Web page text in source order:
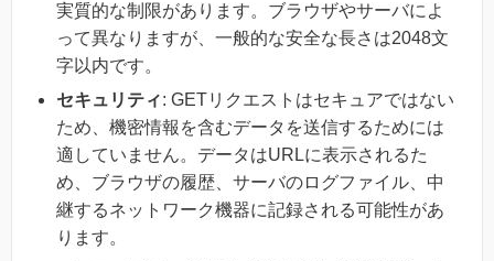
実質的な制限があります。ブラウザやサーバによ
って異なりますが、一般的な安全な長さは2048文
字以内です。
セキュリティ: GETリクエストはセキュアではない
ため、機密情報を含むデータを送信するためには
適していません。データはURLに表示されるた
め、ブラウザの履歴、サーバのログファイル、中
継するネットワーク機器に記録される可能性があ
ります。